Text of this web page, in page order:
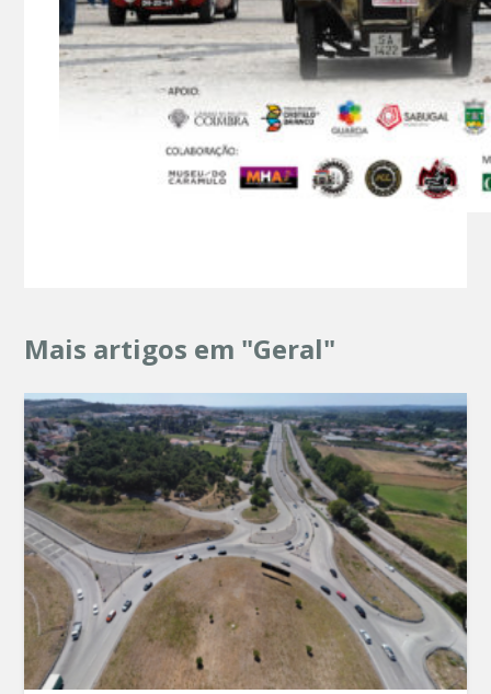
Mais artigos em "Geral"